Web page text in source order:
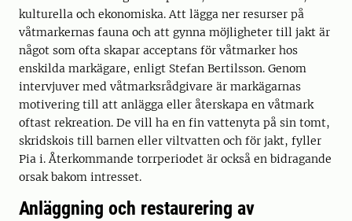
kulturella och ekonomiska. Att lägga ner resurser på
våtmarkernas fauna och att gynna möjligheter till jakt är
något som ofta skapar acceptans för våtmarker hos
enskilda markägare, enligt Stefan Bertilsson. Genom
intervjuver med våtmarksrådgivare är markägarnas
motivering till att anlägga eller återskapa en våtmark
oftast rekreation. De vill ha en fin vattenyta på sin tomt,
skridskois till barnen eller viltvatten och för jakt, fyller
Pia i. Återkommande torrperiodet är också en bidragande
orsak bakom intresset.
Anläggning och restaurering av